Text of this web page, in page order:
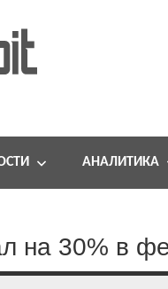
АНАЛИТИКА
на 30% в